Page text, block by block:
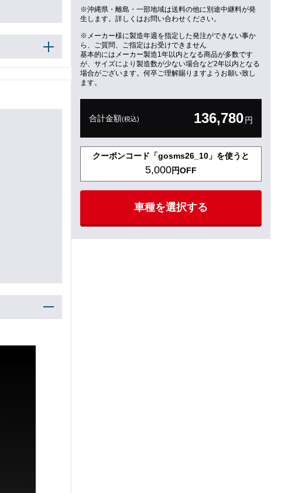
※沖縄県・離島・一部地域は送料の他に別途中継料が発
生します。詳しくはお問い合わせください。
※メーカー様に製造年週を指定した発注ができない事か
ら、ご質問、ご指定はお受けできません
基本的にはメーカー製造1年以内となる商品が多数です
が、サイズにより製造数が少ない場合など2年以内となる
場合がございます。何卒ご理解賜りますようお願い致し
ます。
合計金額(税込) 136,780円
クーポンコード「gosms26_10」を使うと
5,000円OFF
車種を選択する